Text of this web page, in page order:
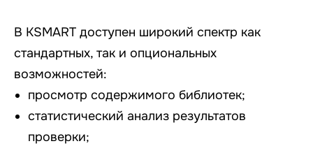
В KSMART доступен широкий спектр как
стандартных, так и опциональных
возможностей:
просмотр содержимого библиотек;
статистический анализ результатов
проверки;